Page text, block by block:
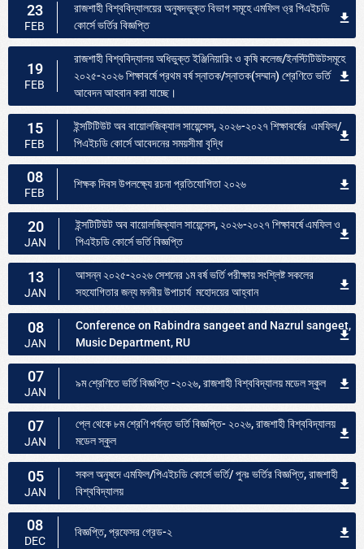
23
FEB
রাজশাহী বিশ্ববিদ্যালয়ের অনুষদভুক্ত বিভাগ সমূহে এমফিল ও্র পিএইচডি
কোর্সে ভর্তির বিজ্ঞপ্তি
19
FEB
রাজশাহী বিশ্ববিদ্যালয় অধিভুক্ত ইঞ্জিনিয়ারিং ও কৃষি কলেজ/ইনস্টিটিউটসমূহে
২০২৫-২০২৬ শিক্ষাবর্ষে প্রথম বর্ষ স্নাতক/স্নাতক(সম্মান) শ্রেণিতে ভর্তি
আবেদন আহবান করা যাচ্ছে।
15
FEB
ইন্সটিটিউট অব বায়োলজিক্যাল সায়েন্সেস, ২০২৬-২০২৭ শিক্ষাবর্ষের এমফিল/
পিএইচডি কোর্সে আবেদনের সময়সীমা বৃদ্ধি
08
FEB
শিক্ষক দিবস উপলক্ষ্যে রচনা প্রতিযোগিতা ২০২৬
20
JAN
ইন্সটিটিউট অব বায়োলজিক্যাল সায়েন্সেস, ২০২৬-২০২৭ শিক্ষাবর্ষে এমফিল ও
পিএইচডি কোর্সে ভর্তি বিজ্ঞপ্তি
13
JAN
আসন্ন ২০২৫-২০২৬ সেশনের ১ম বর্ষ ভর্তি পরীক্ষায় সংশ্লিষ্ট সকলের
সহযোগিতার জন্য মননীয় উপাচার্য মহোদয়ের আহ্বান
08
JAN
Conference on Rabindra sangeet and Nazrul sangeet,
Music Department, RU
07
JAN
৯ম শ্রেণিতে ভর্তি বিজ্ঞপ্তি -২০২৬, রাজশাহী বিশ্ববিদ্যালয় মডেল স্কুল
07
JAN
প্লে থেকে ৮ম শ্রেণি পর্যন্ত ভর্তি বিজ্ঞপ্তি- ২০২৬, রাজশাহী বিশ্ববিদ্যালয়
মডেল স্কুল
05
JAN
সকল অনুষদে এমফিল/পিএইচডি কোর্সে ভর্তি/ পুনঃ ভর্তির বিজ্ঞপ্তি, রাজশাহী
বিশ্ববিদ্যালয়
08
DEC
বিজ্ঞপ্তি, প্রফেসর গ্রেড-২